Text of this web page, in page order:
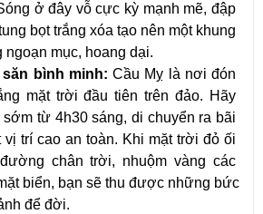
ở đây vỗ cực kỳ mạnh mẽ, đập
bọt trắng xóa tạo nên một khung
ngoạn mục, hoang dại.
bình minh: Cầu Mỵ là nơi đón
mặt trời đầu tiên trên đảo. Hãy
từ 4h30 sáng, di chuyển ra bãi
vị trí cao an toàn. Khi mặt trời đỏ ối
chân trời, nhuộm vàng các
biển, bạn sẽ thu được những bức
để đời.